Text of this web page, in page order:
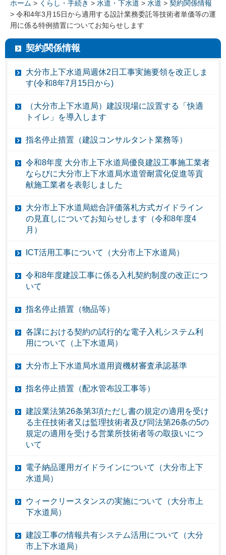
ホーム > くらし・手続き > 水道・下水道 > 水道 > 契約関係情報
> 令和4年3月15日から適用する設計業務委託等技術者単価等の運
用に係る特例措置についてお知らせします
契約関係情報
大分市上下水道局週休2日工事実施要領を改正しま
す(令和8年7月15日から)
（大分市上下水道局）建設現場に設置する「快適
トイレ」を導入します
指名停止措置（建設コンサルタント業務等）
令和8年度 大分市上下水道局優良建設工事施工業者
ならびに大分市上下水道局水道管耐震化促進等貢
献施工業者を表彰しました
大分市上下水道局総合評価落札方式ガイドライン
の見直しについてお知らせします（令和8年度4
月）
ICT活用工事について（大分市上下水道局）
令和8年度建設工事に係る入札契約制度の改正につ
いて
指名停止措置（物品等）
各課における契約の試行的な電子入札システム利
用について（上下水道局）
大分市上下水道局水道用資機材審査承認基準
指名停止措置（配水管布設工事等）
建設業法第26条第3項ただし書の規定の適用を受け
る主任技術者又は監理技術者及び同法第26条の5の
規定の適用を受ける営業所技術者等の取扱いにつ
いて
電子納品運用ガイドラインについて（大分市上下
水道局）
ウィークリースタンスの実施について（大分市上
下水道局）
建設工事の情報共有システム活用について（大分
市上下水道局）